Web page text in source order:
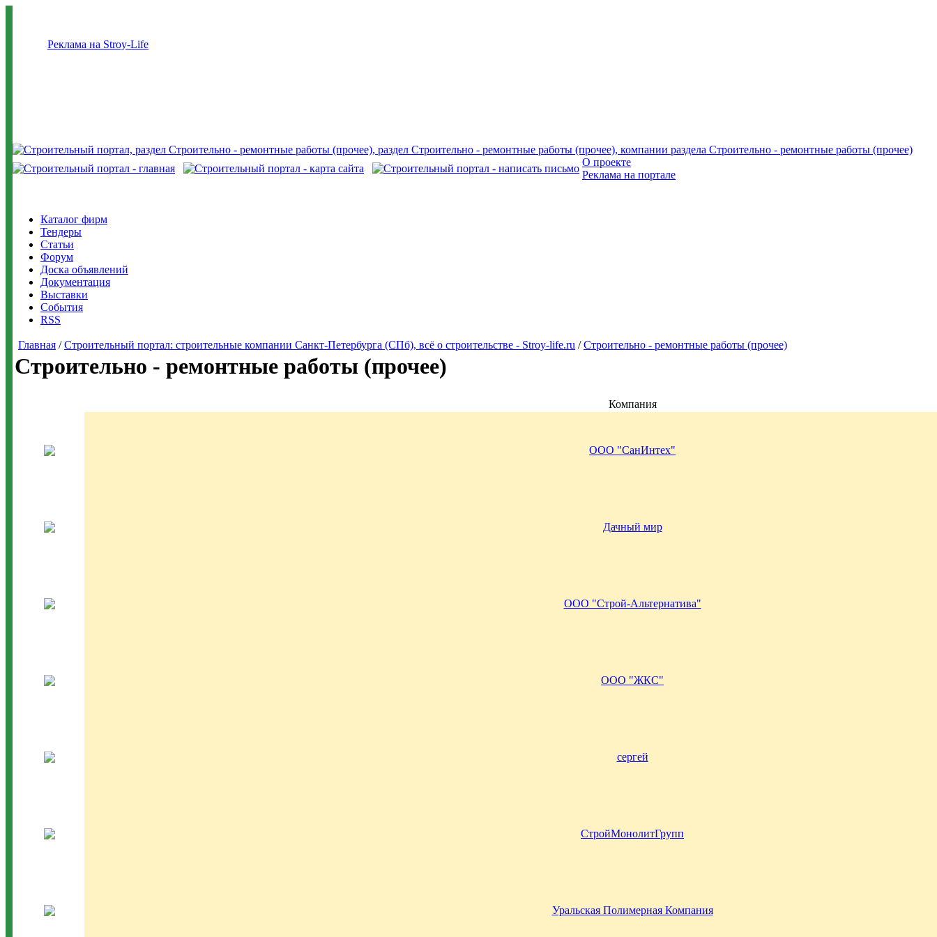
Реклама на Stroy-Life
О проекте
Реклама на портале
Каталог фирм
Тендеры
Статьи
Форум
Доска объявлений
Документация
Выставки
События
RSS
Главная /Строительный портал: строительные компании Санкт-Петербурга (СПб), всё о строительстве - Stroy-life.ru /Строительно - ремонтные работы (прочее)
Строительно - ремонтные работы (прочее)
Компания
ООО "СанИнтех"
Дачный мир
ООО "Строй-Альтернатива"
ООО "ЖКС"
сергей
СтройМонолитГрупп
Уральская Полимерная Компания